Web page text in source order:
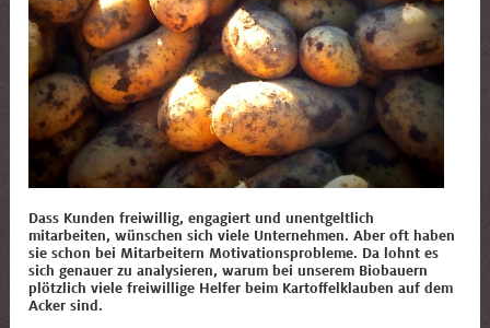
Dass Kunden freiwillig, engagiert und unentgeltlich
mitarbeiten, wünschen sich viele Unternehmen. Aber oft haben
sie schon bei Mitarbeitern Motivationsprobleme. Da lohnt es
sich genauer zu analysieren, warum bei unserem Biobauern
plötzlich viele freiwillige Helfer beim Kartoffelklauben auf dem
Acker sind.